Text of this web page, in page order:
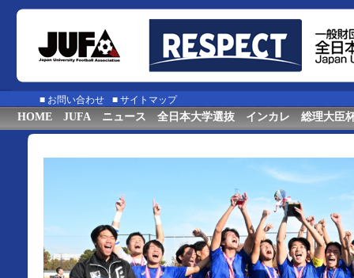
■ お問い合わせ ■ サイトマップ
HOME JUFA ニュース 全日本大学選抜 インカレ 総理大臣